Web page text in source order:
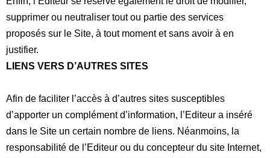
supprimer ou neutraliser tout ou partie des services
proposés sur le Site, à tout moment et sans avoir à en
justifier.
LIENS VERS D’AUTRES SITES
Afin de faciliter l’accès à d’autres sites susceptibles
d’apporter un complément d’information, l’Editeur a inséré
dans le Site un certain nombre de liens. Néanmoins, la
responsabilité de l’Editeur ou du concepteur du site Internet,